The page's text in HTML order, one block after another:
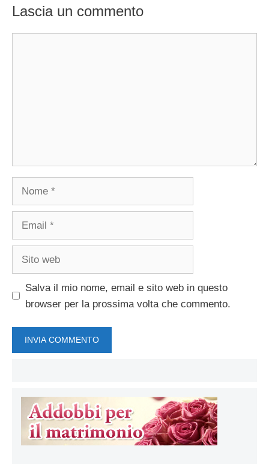
Lascia un commento
Nome
Email
Sito
Salva il mio nome, email e sito web in questo
browser per la prossima volta che commento.